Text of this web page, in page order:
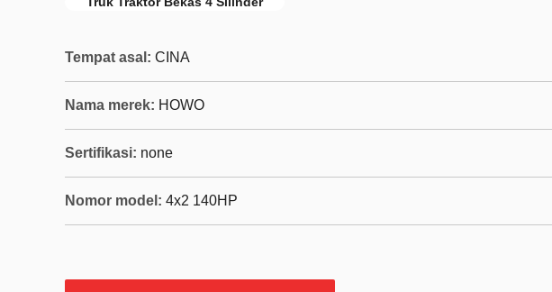
Tempat asal: CINA
Nama merek: HOWO
Sertifikasi: none
Nomor model: 4x2 140HP